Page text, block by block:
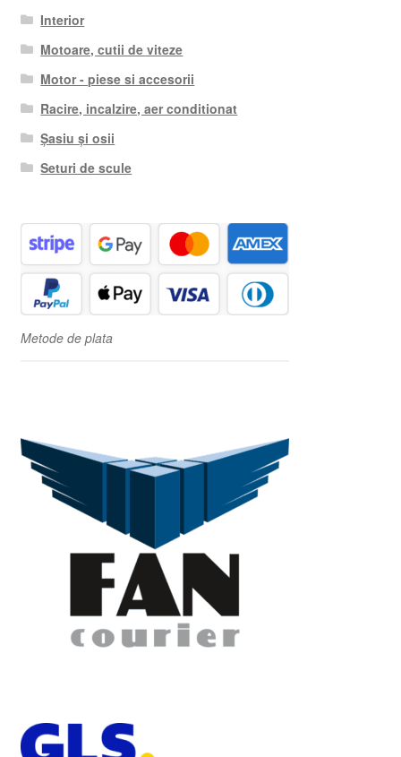
Interior
Motoare, cutii de viteze
Motor - piese si accesorii
Racire, incalzire, aer conditionat
Șasiu și osii
Seturi de scule
Metode de plata